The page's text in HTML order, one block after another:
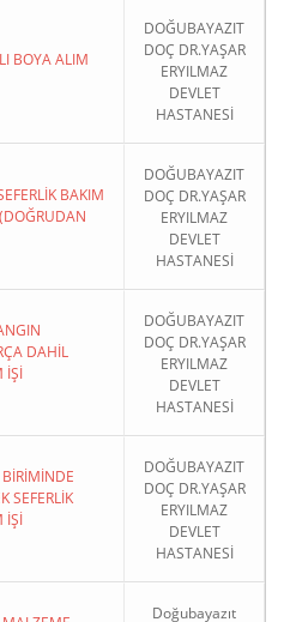
BOYA ALIM
DOĞUBAYAZIT
DOÇ DR.YAŞAR
ERYILMAZ
DEVLET
HASTANESİ
BAKIM
DOĞUBAYAZIT
DOÇ DR.YAŞAR
ERYILMAZ
DEVLET
HASTANESİ
DAHİL
İŞİ
DOĞUBAYAZIT
DOÇ DR.YAŞAR
ERYILMAZ
DEVLET
HASTANESİ
SEFERLİK
İŞİ
DOĞUBAYAZIT
DOÇ DR.YAŞAR
ERYILMAZ
DEVLET
HASTANESİ
Doğubayazıt